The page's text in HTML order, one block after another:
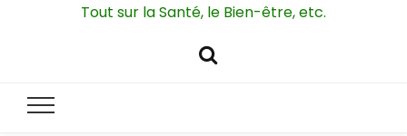
Tout sur la Santé, le Bien-être, etc.